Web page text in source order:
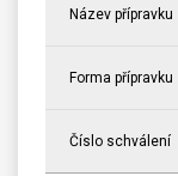
Název přípravku
Forma přípravku
Číslo schválení